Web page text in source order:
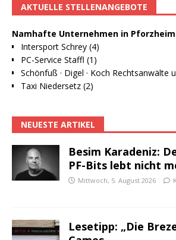
AKTUELLE STELLENANGEBOTE
Namhafte Unternehmen in Pforzheim
Intersport Schrey (4)
PC-Service Staffl (1)
Schönfuß · Digel · Koch Rechtsanwälte
Taxi Niedersetz (2)
NEUESTE ARTIKEL
Besim Karadeniz:
PF-Bits lebt nicht
Mittwoch, 5. August 2026
Lesetipp: „Die